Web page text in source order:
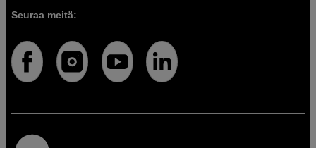
Seuraa meitä: